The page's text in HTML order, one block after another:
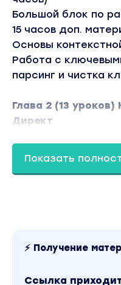
Большой блок по
15 часов доп.
Основы
Работа с
парсинг и чистка
Глава 2 (13
Директ
часов)
Ретаргетинг /
Показать
⚡ Получение
Ссылка